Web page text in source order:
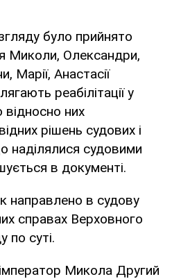
було прийнято
Миколи, Олександри,
Марії, Анастасії
реабілітації у
відносно них
рішень судових і
наділялися судовими
в документі.
направлено в судову
справах Верховного
по суті.
Микола Другий